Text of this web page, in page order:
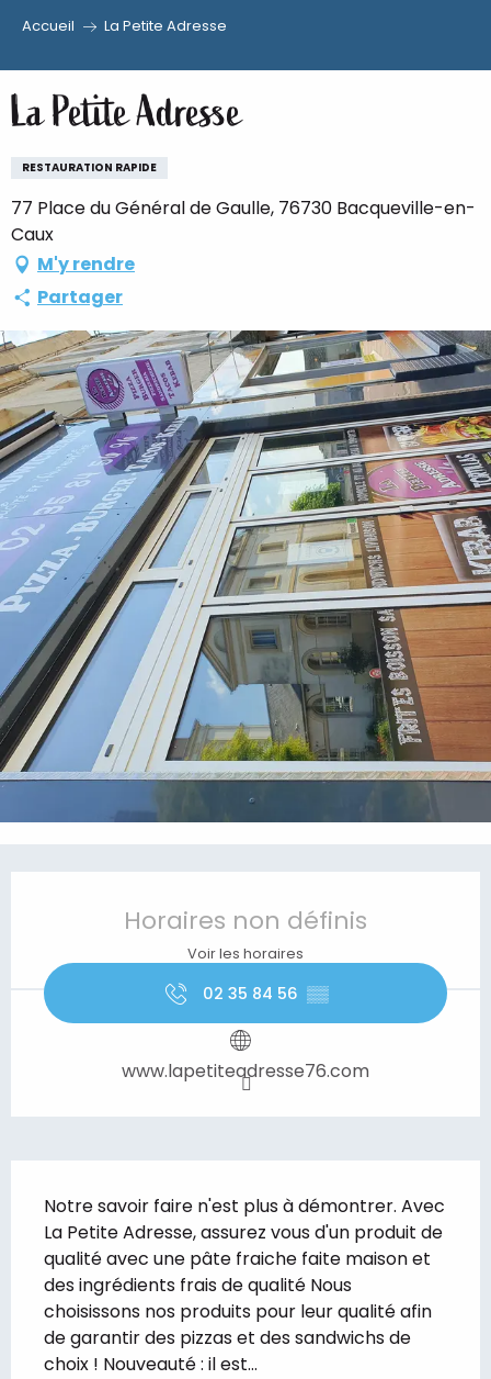
au
contenu
principal
Accueil La Petite Adresse
La Petite Adresse
RESTAURATION RAPIDE
77 Place du Général de Gaulle, 76730 Bacqueville-en-
Caux
M'y rendre
Partager
Horaires non définis
Voir les horaires
02 35 84 56 ▒▒
www.lapetiteadresse76.com
Notre savoir faire n'est plus à démontrer. Avec
La Petite Adresse, assurez vous d'un produit de
qualité avec une pâte fraiche faite maison et
des ingrédients frais de qualité Nous
choisissons nos produits pour leur qualité afin
de garantir des pizzas et des sandwichs de
choix ! Nouveauté : il est...